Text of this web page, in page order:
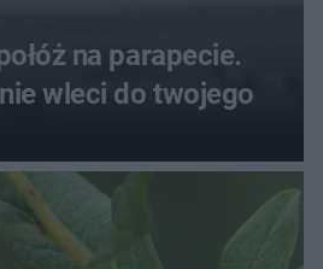
na parapecie.
wleci do twojego